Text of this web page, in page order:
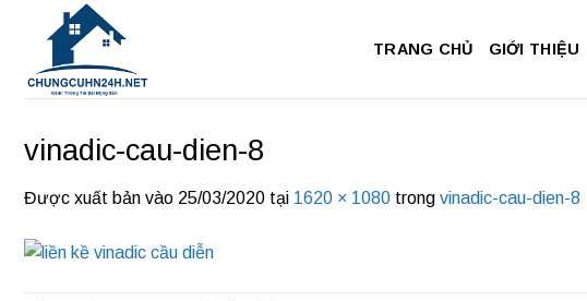
dung
TRANG CHỦ GIỚI THIỆU
vinadic-cau-dien-8
Được xuất bản vào 25/03/2020 tại 1620 × 1080 trong vinadic-cau-dien-8